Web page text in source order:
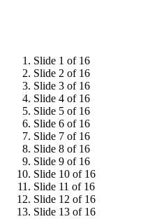
Slide 1 of 16
Slide 2 of 16
Slide 3 of 16
Slide 4 of 16
Slide 5 of 16
Slide 6 of 16
Slide 7 of 16
Slide 8 of 16
Slide 9 of 16
Slide 10 of 16
Slide 11 of 16
Slide 12 of 16
Slide 13 of 16